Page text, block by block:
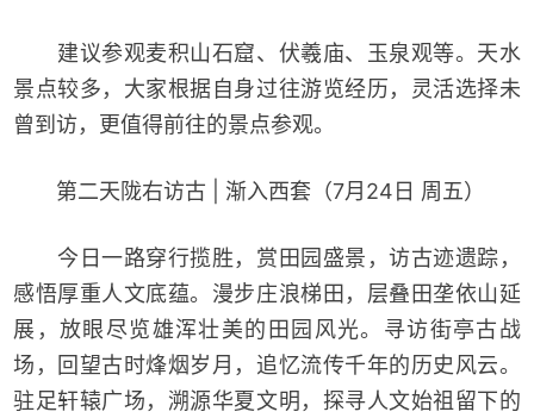
建议参观麦积山石窟、伏羲庙、玉泉观等。天水
景点较多，大家根据自身过往游览经历，灵活选择未
曾到访，更值得前往的景点参观。
第二天陇右访古 | 渐入西套（7月24日 周五）
今日一路穿行揽胜，赏田园盛景，访古迹遗踪，
感悟厚重人文底蕴。漫步庄浪梯田，层叠田垄依山延
展，放眼尽览雄浑壮美的田园风光。寻访街亭古战
场，回望古时烽烟岁月，追忆流传千年的历史风云。
驻足轩辕广场，溯源华夏文明，探寻人文始祖留下的